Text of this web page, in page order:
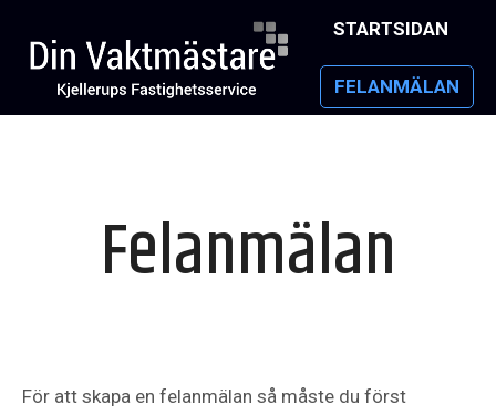
STARTSIDAN
FELANMÄLAN
Felanmälan
För att skapa en felanmälan så måste du först